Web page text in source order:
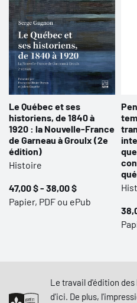
Le Québec et ses
historiens, de 1840 à
1920 : la Nouvelle-France
de Garneau à Groulx (2e
édition)
Histoire
47,00 $ - 38,00 $
Papier, PDF ou ePub
Le travail d'édition
d'ici. De plus,